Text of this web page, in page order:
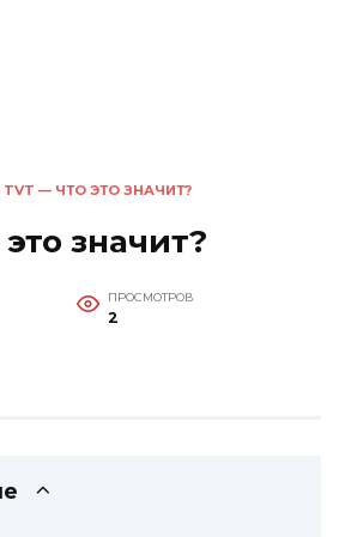
TVT — ЧТО ЭТО ЗНАЧИТ?
значит?
ПРОСМОТРОВ
2